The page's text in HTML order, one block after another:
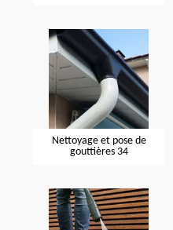
Nettoyage et pose de
gouttières 34